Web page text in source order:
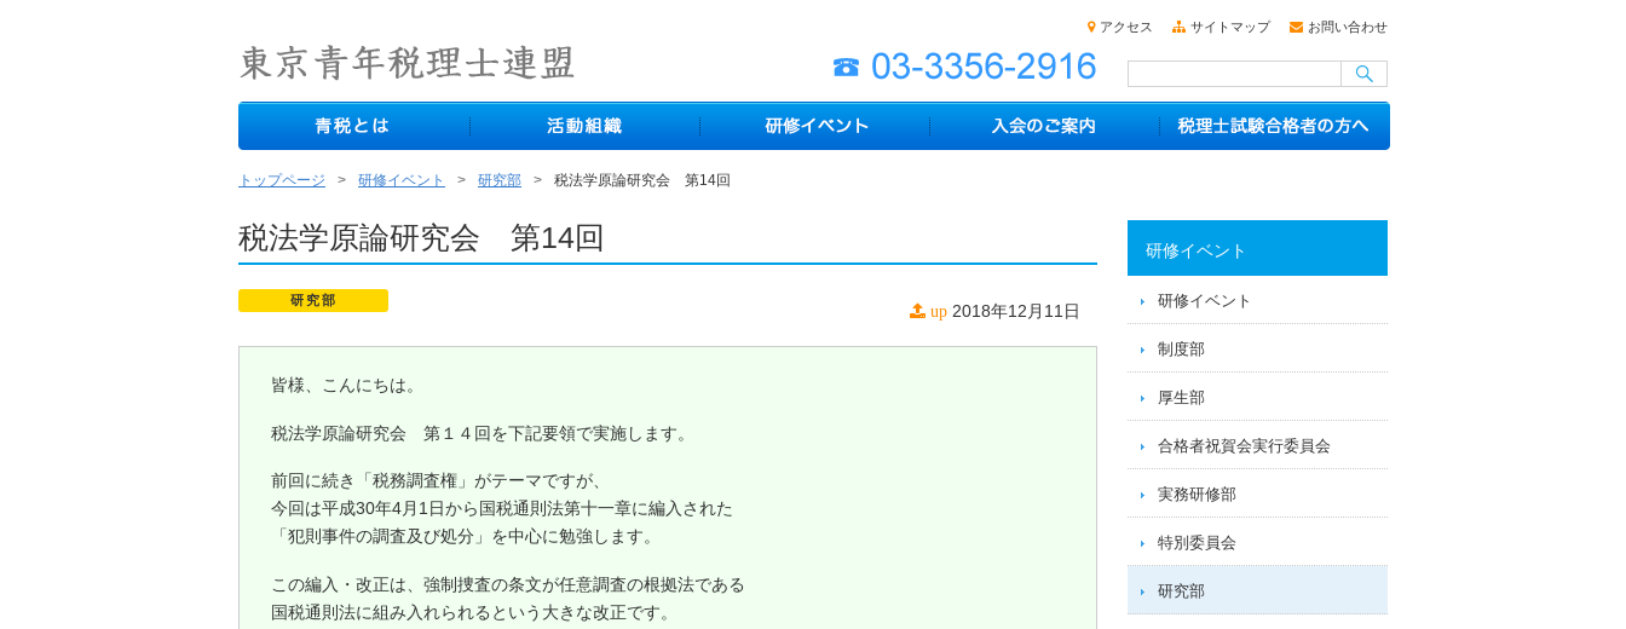
アクセス サイトマップ お問い合わせ
トップページ 研修イベント 研究部 税法学原論研究会 第14回
税法学原論研究会 第14回
研究部
up 2018年12月11日
皆様、こんにちは。
税法学原論研究会 第１４回を下記要領で実施します。
前回に続き「税務調査権」がテーマですが、
今回は平成30年4月1日から国税通則法第十一章に編入された
「犯則事件の調査及び処分」を中心に勉強します。
この編入・改正は、強制捜査の条文が任意調査の根拠法である
国税通則法に組み入れられるという大きな改正です。
研修イベント
研修イベント
制度部
厚生部
合格者祝賀会実行委員会
実務研修部
特別委員会
研究部